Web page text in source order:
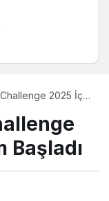
2025 İçin
Başladı